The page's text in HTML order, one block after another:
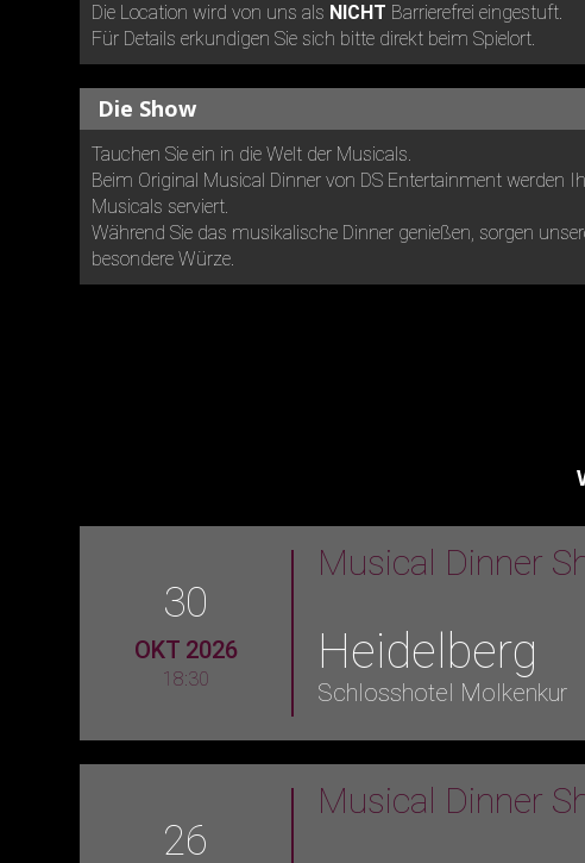
Die Location wird von uns als NICHT Barrierefrei eingestuft.
Für Details erkundigen Sie sich bitte direkt beim Spielort.
Die Show
Tauchen Sie ein in die Welt der Musicals.
Beim Original Musical Dinner von DS Entertainment werden
Musicals serviert.
Während Sie das musikalische Dinner genießen, sorgen
besondere Würze.
30
OKT 2026
18:30
Musical Dinner
Heidelberg
Schlosshotel Molkenkur
26
Musical Dinner